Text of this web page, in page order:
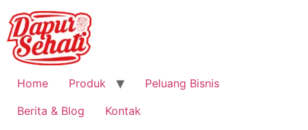
Home Produk
Peluang Bisnis
Berita & Blog
Kontak